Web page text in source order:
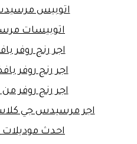
اتوبيس مرسيدس 600
اتوبيسات
اجر رنج روفر
اجر رنج روفر
اجر رنج روفر
اجر مرسيدس جي
احدث موديلات